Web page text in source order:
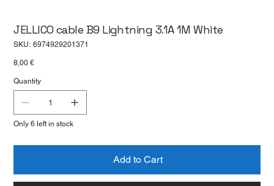
JELLICO cable B9 Lightning 3.1A 1M White
SKU: SKU
6974929201371
Price
8,00 €
Quantity
Only 6 left in stock
Add to Cart